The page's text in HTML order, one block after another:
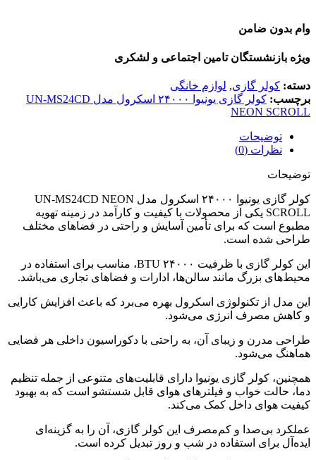
وام بدون ضامن
ویژه بازنشستگان تامین اجتماعی و لشکری
دسته: کولر گازی, لوازم خانگی
برچسب:
کولر گازی یونیوا ۲۴۰۰۰ اسکرول مدل UN-MS24CD
NEON SCROLL
توضیحات
نظرات (0)
توضیحات
کولر گازی یونیوا ۲۴۰۰۰ اسکرول مدل UN-MS24CD NEON
SCROLL یکی از محصولات با کیفیت و کارآمد در زمینه تهویه
مطبوع است که برای تأمین آسایش و راحتی در فضاهای مختلف
طراحی شده است.
این کولر گازی با ظرفیت ۲۴۰۰۰ BTU، مناسب برای استفاده در
محیط‌های بزرگ مانند سالن‌ها، ادارات و فضاهای تجاری می‌باشد.
این مدل از تکنولوژی اسکرول بهره می‌برد که باعث افزایش کارایی
و کاهش مصرف انرژی می‌شود.
طراحی مدرن و زیبای آن، به راحتی با دکوراسیون داخلی هر فضایی
هماهنگ می‌شود.
همچنین، کولر گازی یونیوا دارای قابلیت‌های متنوعی از جمله تنظیم
دما، حالت خواب و فیلترهای هوای قابل شستشو است که به بهبود
کیفیت هوای داخل کمک می‌کند.
عملکرد بی‌صدا و کم‌مصرف این کولر گازی، آن را به گزینه‌ای
ایده‌آل برای استفاده در شب و روز تبدیل کرده است.